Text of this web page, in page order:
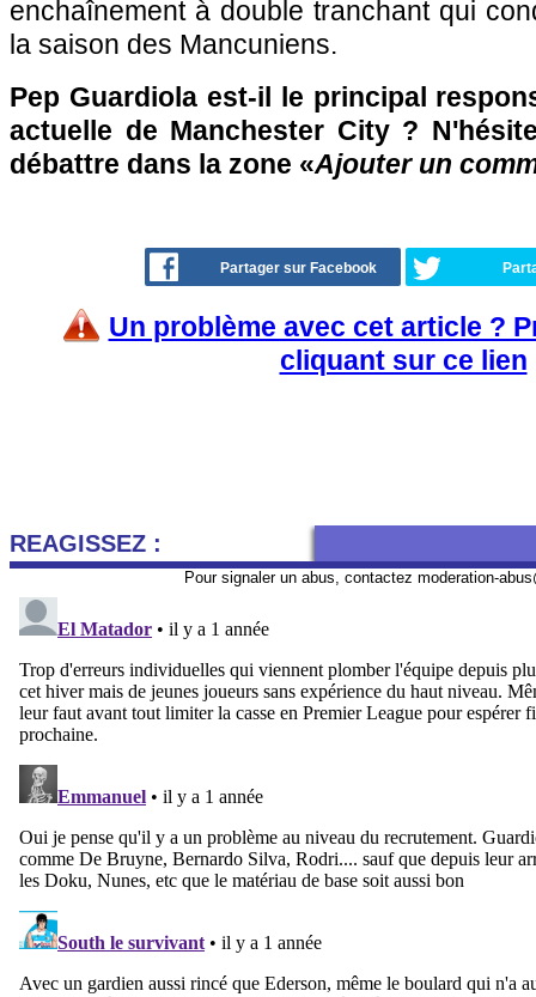
enchaînement à double tranchant qui
la saison des Mancuniens.
Pep Guardiola est-il le principal
actuelle de Manchester City ?
débattre dans la zone «Ajouter un
Partager sur Facebook
Un problème avec cet article ?
cliquant sur ce lien
REAGISSEZ :
Pour signaler un abus, contactez moderation-